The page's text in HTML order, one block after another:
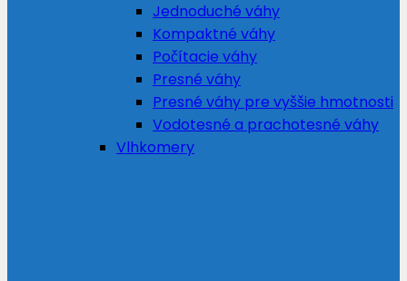
Jednoduché váhy
Kompaktné váhy
Počítacie váhy
Presné váhy
Presné váhy pre vyššie hmotnosti
Vodotesné a prachotesné váhy
Vlhkomery